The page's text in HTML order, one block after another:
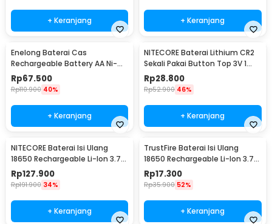
+ Keranjang + Keranjang
Enelong Baterai Cas
Rechargeable Battery AA Ni-MH
1.2V 2100mAh 4 PCS - HR6
Rp67.500
Rp110.900 40%
+ Keranjang
NITECORE Baterai Lithium CR2
Sekali Pakai Button Top 3V 1
PCS - CR2
Rp28.800
Rp52.900 46%
+ Keranjang
NITECORE Baterai Isi Ulang
18650 Rechargeable Li-Ion 3.7V
2300mAh 1PCS - NL1823
Rp127.900
Rp191.900 34%
+ Keranjang
TrustFire Baterai Isi Ulang
18650 Rechargeable Li-Ion 3.7V
6000mAh 1PC - BRC18650
Rp17.300
Rp35.900 52%
+ Keranjang